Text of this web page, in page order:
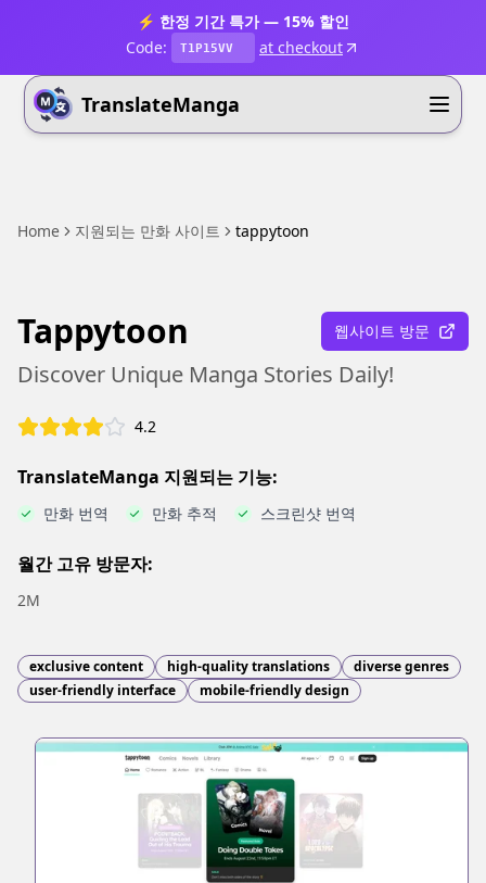
⚡ 한정 기간 특가 — 15% 할인
Code:
T1P15VV at checkout
TranslateManga
Home 지원되는 만화 사이트 tappytoon
Tappytoon 웹사이트 방문
Discover Unique Manga Stories Daily!
4.2
TranslateManga 지원되는 기능:
만화 번역 만화 추적 스크린샷 번역
월간 고유 방문자:
2M
exclusive content high-quality translations
diverse genres
user-friendly interface
mobile-friendly design